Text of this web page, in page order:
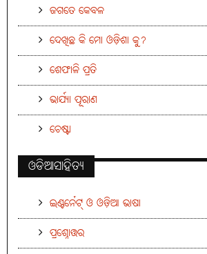
ଜଗତେ କେବଳ
ଦେଖିଛ କି ମୋ ଓଡ଼ିଶା କୁ?
ଶେଫାଳି ପ୍ରତି
ଭାର୍ଯ୍ୟା ପୂରାଣ
ଚେଷ୍ଟା
ଓଡିଆସାହିତ୍ୟ
ଇଣ୍ଟର୍ନେଟ୍ ଓ ଓଡ଼ିଆ ଭାଷା
ପ୍ରଶ୍ନୋତ୍ତର